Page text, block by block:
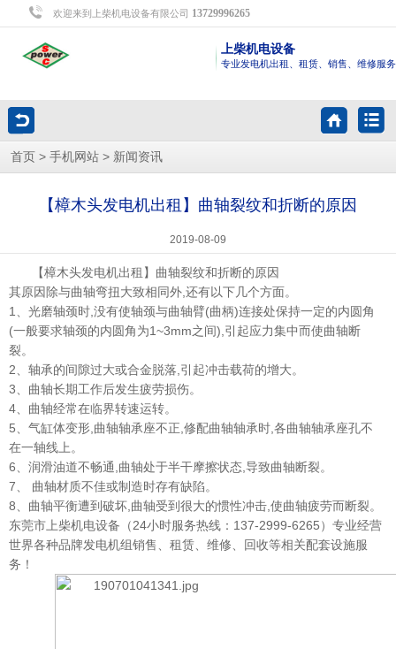
欢迎来到上柴机电设备有限公司 13729996265
上柴机电设备
专业发电机出租、租赁、销售、维修服务
首页 > 手机网站 > 新闻资讯
【樟木头发电机出租】曲轴裂纹和折断的原因
2019-08-09
【樟木头发电机出租】曲轴裂纹和折断的原因
其原因除与曲轴弯扭大致相同外,还有以下几个方面。
1、光磨轴颈时,没有使轴颈与曲轴臂(曲柄)连接处保持一定的内圆角
(一般要求轴颈的内圆角为1~3mm之间),引起应力集中而使曲轴断
裂。
2、轴承的间隙过大或合金脱落,引起冲击载荷的增大。
3、曲轴长期工作后发生疲劳损伤。
4、曲轴经常在临界转速运转。
5、气缸体变形,曲轴轴承座不正,修配曲轴轴承时,各曲轴轴承座孔不
在一轴线上。
6、润滑油道不畅通,曲轴处于半干摩擦状态,导致曲轴断裂。
7、 曲轴材质不佳或制造时存有缺陷。
8、曲轴平衡遭到破坏,曲轴受到很大的惯性冲击,使曲轴疲劳而断裂。
东莞市上柴机电设备（24小时服务热线：137-2999-6265）专业经营
世界各种品牌发电机组销售、租赁、维修、回收等相关配套设施服
务！